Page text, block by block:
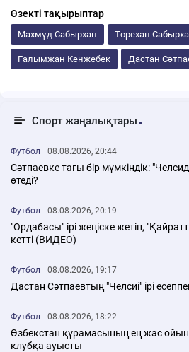
Спорт жаңалықтары
Футбол 08.08.2026, 20:44
Сәтпаевке тағы бір мүмкіндік:
өтеді?
Футбол 08.08.2026, 20:19
"Ордабасы" ірі жеңіске жетіп,
кетті (ВИДЕО)
Футбол 08.08.2026, 19:17
Дастан Сәтпаевтың "Челсиі" ірі
Футбол 08.08.2026, 18:22
Өзбекстан құрамасының ең жас
клубқа ауысты
Өзекті тақырыптар
Махмұд Сабырхан Төрехан
Ғалымжан Кенжебек Дастан